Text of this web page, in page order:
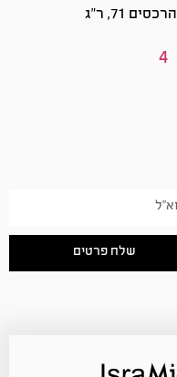
הרכסים 71, ר"ג
4
שלח פרטים